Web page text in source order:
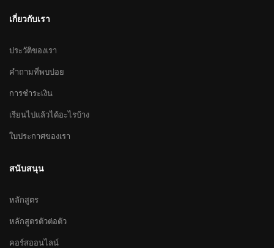
เกี่ยวกับเรา
ประวัติของเรา
คำถามที่พบบ่อย
การชำระเงิน
เรียนไปแล้วได้อะไรบ้าง
ใบประกาศของเรา
สนับสนุน
หลักสูตร
หลักสูตรตัวต่อตัว
คอร์สออนไลน์